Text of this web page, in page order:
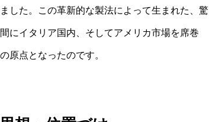
した。この革新的な製法によって生まれた、驚
にイタリア国内、そしてアメリカ市場を席巻
原点となったのです。